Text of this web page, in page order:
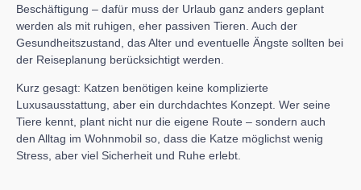
Beschäftigung – dafür muss der Urlaub ganz anders geplant
werden als mit ruhigen, eher passiven Tieren. Auch der
Gesundheitszustand, das Alter und eventuelle Ängste sollten bei
der Reiseplanung berücksichtigt werden.
Kurz gesagt: Katzen benötigen keine komplizierte
Luxusausstattung, aber ein durchdachtes Konzept. Wer seine
Tiere kennt, plant nicht nur die eigene Route – sondern auch
den Alltag im Wohnmobil so, dass die Katze möglichst wenig
Stress, aber viel Sicherheit und Ruhe erlebt.